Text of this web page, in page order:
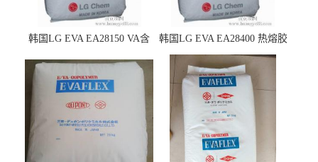
韩国LG EVA EA28150 VA含
韩国LG EVA EA28400 热熔胶
级 VA含量28 熔指400